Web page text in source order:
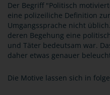
Der Begriff "Politisch
eine polizeiliche Definition
Umgangssprache nicht
deren Begehung eine
und Täter bedeutsam war.
daher etwas genauer
Die Motive lassen sich in